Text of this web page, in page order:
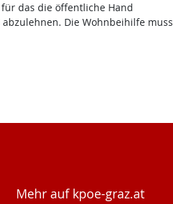
das die öffentliche Hand
Die Wohnbeihilfe muss
Mehr auf kpoe-graz.at